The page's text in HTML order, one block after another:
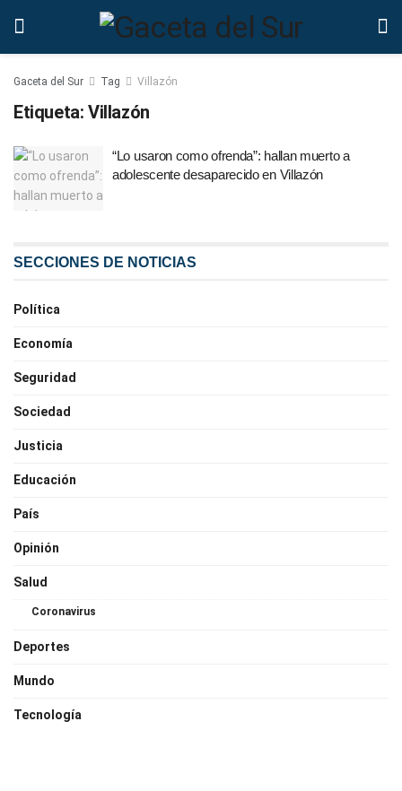
Gaceta del Sur Tag Villazón
Etiqueta: Villazón
“Lo usaron como ofrenda”: hallan muerto a
adolescente desaparecido en Villazón
SECCIONES DE NOTICIAS
Política
Economía
Seguridad
Sociedad
Justicia
Educación
País
Opinión
Salud
Coronavirus
Deportes
Mundo
Tecnología